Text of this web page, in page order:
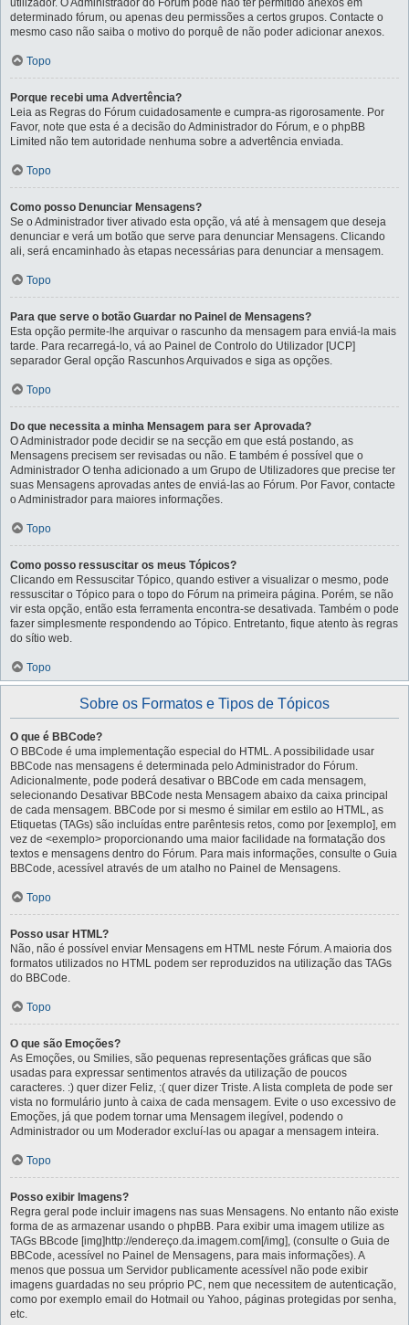
utilizador. O Administrador do Fórum pode não ter permitido anexos em
determinado fórum, ou apenas deu permissões a certos grupos. Contacte o
mesmo caso não saiba o motivo do porquê de não poder adicionar anexos.
Topo
Porque recebi uma Advertência?
Leia as Regras do Fórum cuidadosamente e cumpra-as rigorosamente. Por
Favor, note que esta é a decisão do Administrador do Fórum, e o phpBB
Limited não tem autoridade nenhuma sobre a advertência enviada.
Topo
Como posso Denunciar Mensagens?
Se o Administrador tiver ativado esta opção, vá até à mensagem que deseja
denunciar e verá um botão que serve para denunciar Mensagens. Clicando
ali, será encaminhado às etapas necessárias para denunciar a mensagem.
Topo
Para que serve o botão Guardar no Painel de Mensagens?
Esta opção permite-lhe arquivar o rascunho da mensagem para enviá-la mais
tarde. Para recarregá-lo, vá ao Painel de Controlo do Utilizador [UCP]
separador Geral opção Rascunhos Arquivados e siga as opções.
Topo
Do que necessita a minha Mensagem para ser Aprovada?
O Administrador pode decidir se na secção em que está postando, as
Mensagens precisem ser revisadas ou não. E também é possível que o
Administrador O tenha adicionado a um Grupo de Utilizadores que precise ter
suas Mensagens aprovadas antes de enviá-las ao Fórum. Por Favor, contacte
o Administrador para maiores informações.
Topo
Como posso ressuscitar os meus Tópicos?
Clicando em Ressuscitar Tópico, quando estiver a visualizar o mesmo, pode
ressuscitar o Tópico para o topo do Fórum na primeira página. Porém, se não
vir esta opção, então esta ferramenta encontra-se desativada. Também o pode
fazer simplesmente respondendo ao Tópico. Entretanto, fique atento às regras
do sítio web.
Topo
Sobre os Formatos e Tipos de Tópicos
O que é BBCode?
O BBCode é uma implementação especial do HTML. A possibilidade usar
BBCode nas mensagens é determinada pelo Administrador do Fórum.
Adicionalmente, pode poderá desativar o BBCode em cada mensagem,
selecionando Desativar BBCode nesta Mensagem abaixo da caixa principal
de cada mensagem. BBCode por si mesmo é similar em estilo ao HTML, as
Etiquetas (TAGs) são incluídas entre parêntesis retos, como por [exemplo], em
vez de <exemplo> proporcionando uma maior facilidade na formatação dos
textos e mensagens dentro do Fórum. Para mais informações, consulte o Guia
BBCode, acessível através de um atalho no Painel de Mensagens.
Topo
Posso usar HTML?
Não, não é possível enviar Mensagens em HTML neste Fórum. A maioria dos
formatos utilizados no HTML podem ser reproduzidos na utilização das TAGs
do BBCode.
Topo
O que são Emoções?
As Emoções, ou Smilies, são pequenas representações gráficas que são
usadas para expressar sentimentos através da utilização de poucos
caracteres. :) quer dizer Feliz, :( quer dizer Triste. A lista completa de pode ser
vista no formulário junto à caixa de cada mensagem. Evite o uso excessivo de
Emoções, já que podem tornar uma Mensagem ilegível, podendo o
Administrador ou um Moderador excluí-las ou apagar a mensagem inteira.
Topo
Posso exibir Imagens?
Regra geral pode incluir imagens nas suas Mensagens. No entanto não existe
forma de as armazenar usando o phpBB. Para exibir uma imagem utilize as
TAGs BBcode [img]http://endereço.da.imagem.com[/img], (consulte o Guia de
BBCode, acessível no Painel de Mensagens, para mais informações). A
menos que possua um Servidor publicamente acessível não pode exibir
imagens guardadas no seu próprio PC, nem que necessitem de autenticação,
como por exemplo email do Hotmail ou Yahoo, páginas protegidas por senha,
etc.